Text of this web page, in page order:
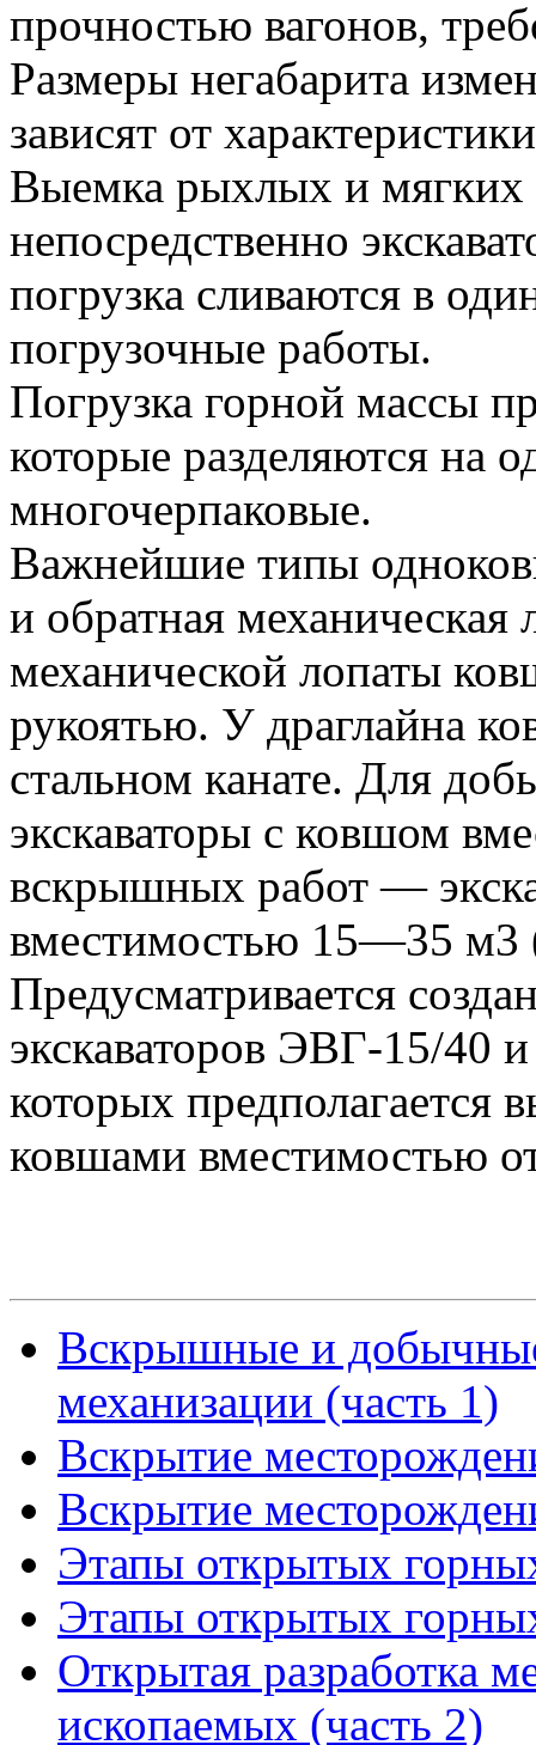
прочностью вагонов,
Размеры негабарита
зависят от
Выемка рыхлых и мягких
непосредственно
погрузка сливаются в
погрузочные работы.
Погрузка горной массы
которые разделяются на
многочерпаковые.
Важнейшие типы
и обратная механическая
механической лопаты
рукоятью. У драглайна
стальном канате. Для
экскаваторы с ковшом
вскрышных работ —
вместимостью 15—35
Предусматривается
экскаваторов ЭВГ-15/40
которых предполагается
ковшами вместимостью
Вскрышные и
механизации (часть 1)
Вскрытие
Вскрытие
Этапы открытых
Этапы открытых
Открытая разработка
ископаемых (часть 2)